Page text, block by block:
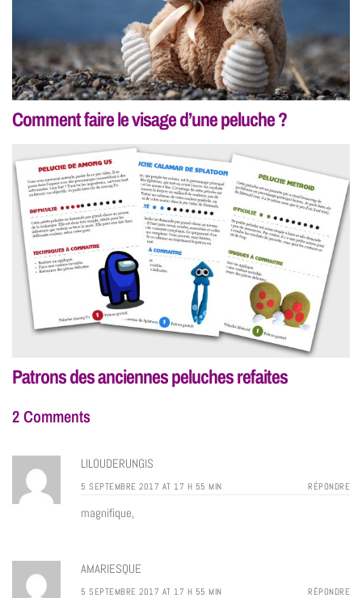
Comment faire le visage d’une peluche ?
Patrons des anciennes peluches refaites
2 Comments
LILOUDERUNGIS
5 SEPTEMBRE 2017 AT 17 H 55 MIN RÉPONDRE
magnifique,
AMARIESQUE
5 SEPTEMBRE 2017 AT 17 H 55 MIN RÉPONDRE